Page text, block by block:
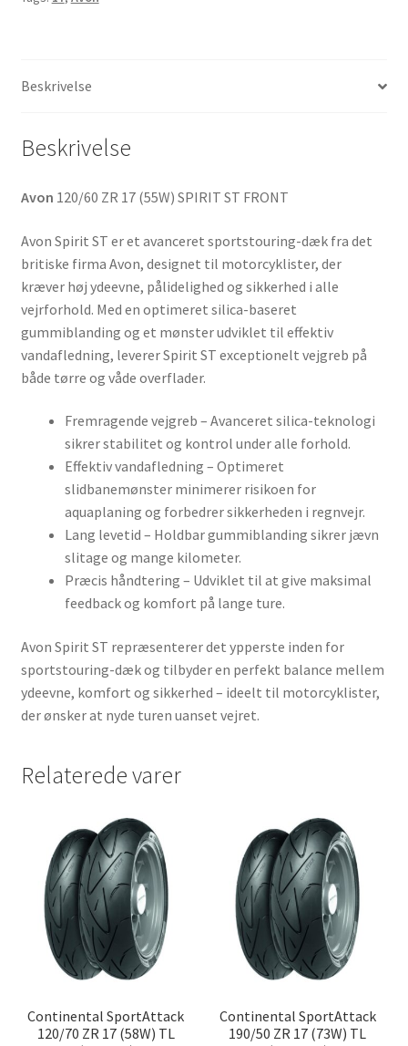
Beskrivelse
Beskrivelse
Avon 120/60 ZR 17 (55W) SPIRIT ST FRONT
Avon Spirit ST er et avanceret sportstouring-dæk fra det
britiske firma Avon, designet til motorcyklister, der
kræver høj ydeevne, pålidelighed og sikkerhed i alle
vejrforhold. Med en optimeret silica-baseret
gummiblanding og et mønster udviklet til effektiv
vandafledning, leverer Spirit ST exceptionelt vejgreb på
både tørre og våde overflader.
Fremragende vejgreb – Avanceret silica-teknologi
sikrer stabilitet og kontrol under alle forhold.
Effektiv vandafledning – Optimeret
slidbanemønster minimerer risikoen for
aquaplaning og forbedrer sikkerheden i regnvejr.
Lang levetid – Holdbar gummiblanding sikrer jævn
slitage og mange kilometer.
Præcis håndtering – Udviklet til at give maksimal
feedback og komfort på lange ture.
Avon Spirit ST repræsenterer det ypperste inden for
sportstouring-dæk og tilbyder en perfekt balance mellem
ydeevne, komfort og sikkerhed – ideelt til motorcyklister,
der ønsker at nyde turen uanset vejret.
Relaterede varer
Continental SportAttack
120/70 ZR 17 (58W) TL
Continental SportAttack
190/50 ZR 17 (73W) TL